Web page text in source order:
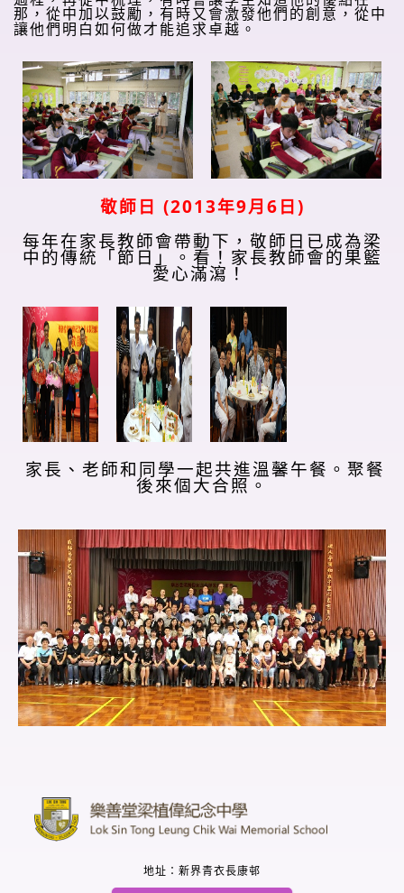
那，從中加以鼓勵，有時又會激發他們的創意，從中
讓他們明白如何做才能追求卓越。
敬師日 (2013年9月 6 日 )
每年在家長教師會帶動下， 敬師日已成為梁
中的傳統「節日」
。 看！家長教師會的果籃
愛心滿瀉！
家長、老師和同學一起共進溫馨午餐。 聚餐
後來個大合照。
地址：新界青衣長康邨